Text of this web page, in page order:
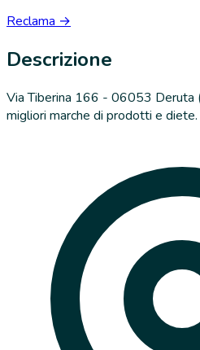
Reclama →
Descrizione
Via Tiberina 166 - 06053 Deruta
migliori marche di prodotti e diete.